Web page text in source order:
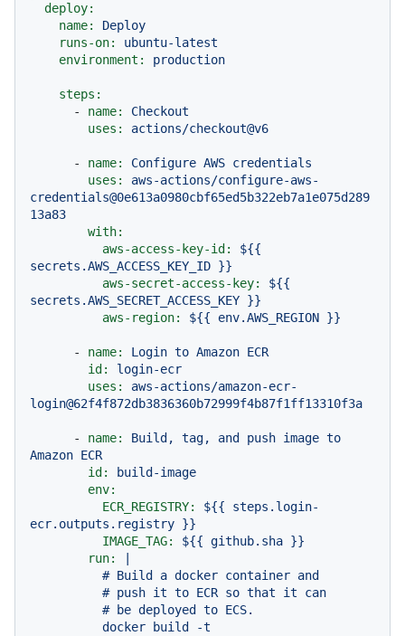
deploy:
name:
Deploy
runs-on:
ubuntu-latest
environment:
production
steps:
-
name:
Checkout
uses:
actions/checkout@v6
- name: Configure AWS credentials
uses:
aws-actions/configure-aws-
credentials@0e613a0980cbf65ed5b322eb7a1e075d289
13a83
with:
aws-access-key-id:
${{
secrets.AWS_ACCESS_KEY_ID }}
aws-secret-access-key:
${{
secrets.AWS_SECRET_ACCESS_KEY }}
aws-region:
${{ env.AWS_REGION }}
- name: Login to Amazon ECR
id:
login-ecr
uses:
aws-actions/amazon-ecr-
login@62f4f872db3836360b72999f4b87f1ff13310f3a
- name: Build, tag, and push image to
Amazon ECR
id:
build-image
env:
ECR_REGISTRY:
${{
steps.login-
ecr.outputs.registry }}
IMAGE_TAG:
${{ github.sha }}
run: